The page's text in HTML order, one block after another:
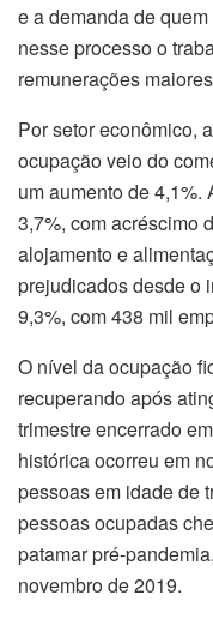
e a demanda de
nesse processo o
remunerações
Por setor econômico,
ocupação veio do
um aumento de 4,1%.
3,7%, com acréscimo
alojamento e
prejudicados desde o
9,3%, com 438 mil
O nível da ocupação
recuperando após
trimestre encerrado
histórica ocorreu em
pessoas em idade de
pessoas ocupadas
patamar pré-
novembro de 2019.